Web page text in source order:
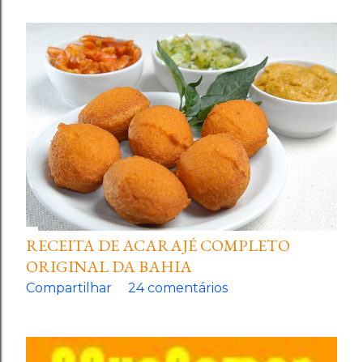
RECEITA DE ACARAJÉ COMPLETO
ORIGINAL DA BAHIA
Compartilhar 24 comentários